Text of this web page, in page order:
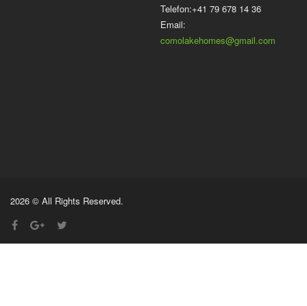
Telefon:+41 79 678 14 36
Email:
comolakehomes@gmail.com
2026 © All Rights Reserved.